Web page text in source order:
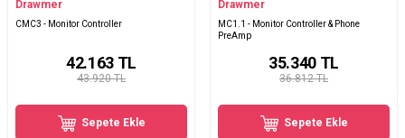
Drawmer
CMC3 - Monitor Controller
43.920 TL
42.163TL
Sepete Ekle
Drawmer
MC1.1 - Monitor Controller & Phone
PreAmp
36.812 TL
35.340TL
Sepete Ekle